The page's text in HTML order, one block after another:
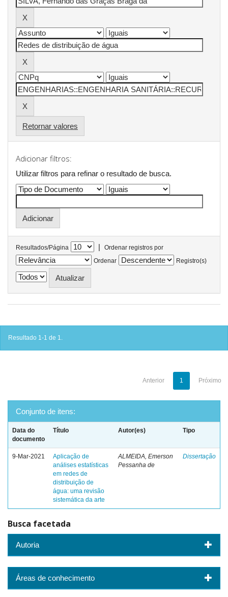
Retornar valores
Adicionar filtros:
Utilizar filtros para refinar o resultado de busca.
Resultados/Página |
Ordenar registros por
Ordenar
Registro(s)
Resultado 1-1 de 1.
Anterior 1 Próximo
Conjunto de itens:
Data do
documento
Título Autor(es) Tipo
9-Mar-2021
Aplicação de
análises estatísticas
em redes de
distribuição de
água: uma revisão
sistemática da arte
ALMEIDA, Emerson
Pessanha de
Dissertação
Busca facetada
Autoria
Áreas de conhecimento